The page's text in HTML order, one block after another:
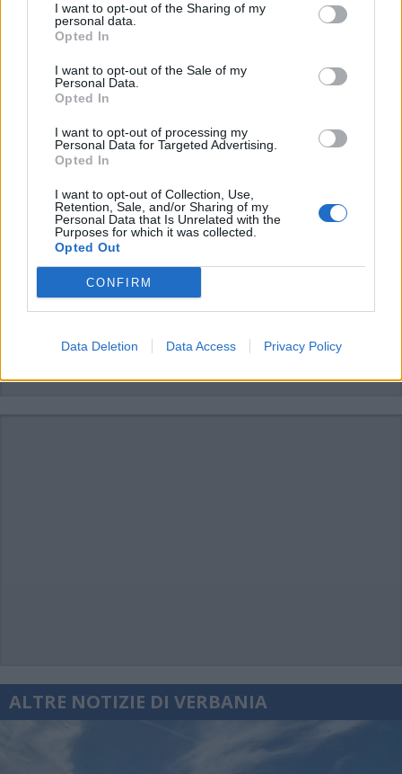
I want to opt-out of the Sharing of my
personal data.
Opted In
I want to opt-out of the Sale of my
Personal Data.
Opted In
I want to opt-out of processing my
Personal Data for Targeted Advertising.
Opted In
I want to opt-out of Collection, Use,
Retention, Sale, and/or Sharing of my
Personal Data that Is Unrelated with the
Purposes for which it was collected.
Opted Out
CONFIRM
Data Deletion Data Access Privacy Policy
LAGO MAGGIORE
ALTRE NOTIZIE DI VERBANIA